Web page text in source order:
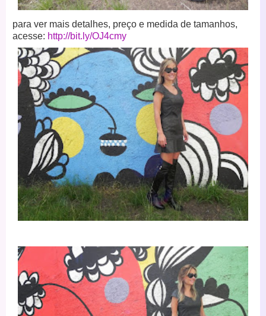
para ver mais detalhes, preço e medida de tamanhos,
acesse: http://bit.ly/OJ4cmy